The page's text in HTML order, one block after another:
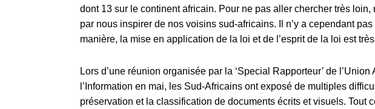
dont 13 sur le continent africain. Pour ne pas aller chercher très
par nous inspirer de nos voisins sud-africains. Il n’y a cependant
manière, la mise en application de la loi et de l’esprit de la loi est
Lors d’une réunion organisée par la ‘Special Rapporteur’ de l’Union
l’Information en mai, les Sud-Africains ont exposé de multiples
préservation et la classification de documents écrits et visuels. Tout